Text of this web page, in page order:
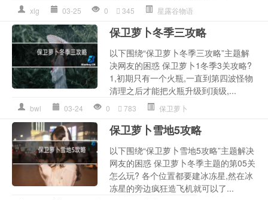
xlg 03-25 0 345 星露谷物语
保卫萝卜冬季三攻略
以下围绕“保卫萝卜冬季三攻略”主题解
决网友的困惑 保卫萝卜1冬季3关攻略?
1,初期只有一个火瓶,一直到第四波怪物
清理之后才能把火瓶升级到顶级,...
bwl 03-24 0 783 保卫萝卜
保卫萝卜雪地5攻略
以下围绕“保卫萝卜雪地5攻略”主题解决
网友的困惑 保卫萝卜冬季主题的第05关
怎么玩? 各个位置都要建冰冻星,然在冰
冻星的旁边疯狂造飞机就可以了...